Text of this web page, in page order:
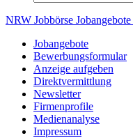
Zum
springen
NRW Jobbörse Jobangebote
Jobangebote
Bewerbungsformular
Anzeige aufgeben
Direktvermittlung
Newsletter
Firmenprofile
Medienanalyse
Impressum